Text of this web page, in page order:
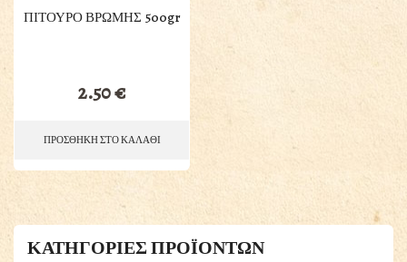
ΠΙΤΟΥΡΟ ΒΡΩΜΗΣ 500gr
2.50€
ΠΡΟΣΘΗΚΗ ΣΤΟ ΚΑΛΑΘΙ
ΚΑΤΗΓΟΡΙΕΣ ΠΡΟΪΟΝΤΩΝ